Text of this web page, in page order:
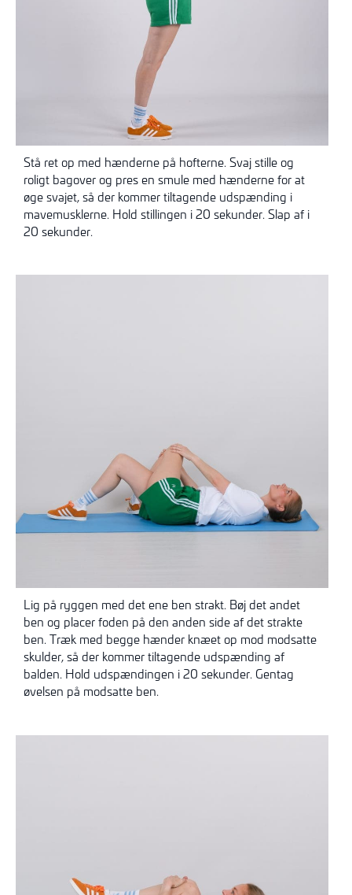
Stå ret op med hænderne på hofterne. Svaj stille og
roligt bagover og pres en smule med hænderne for at
øge svajet, så der kommer tiltagende udspænding i
mavemusklerne. Hold stillingen i 20 sekunder. Slap af i
20 sekunder.
Lig på ryggen med det ene ben strakt. Bøj det andet
ben og placer foden på den anden side af det strakte
ben. Træk med begge hænder knæet op mod modsatte
skulder, så der kommer tiltagende udspænding af
balden. Hold udspændingen i 20 sekunder. Gentag
øvelsen på modsatte ben.